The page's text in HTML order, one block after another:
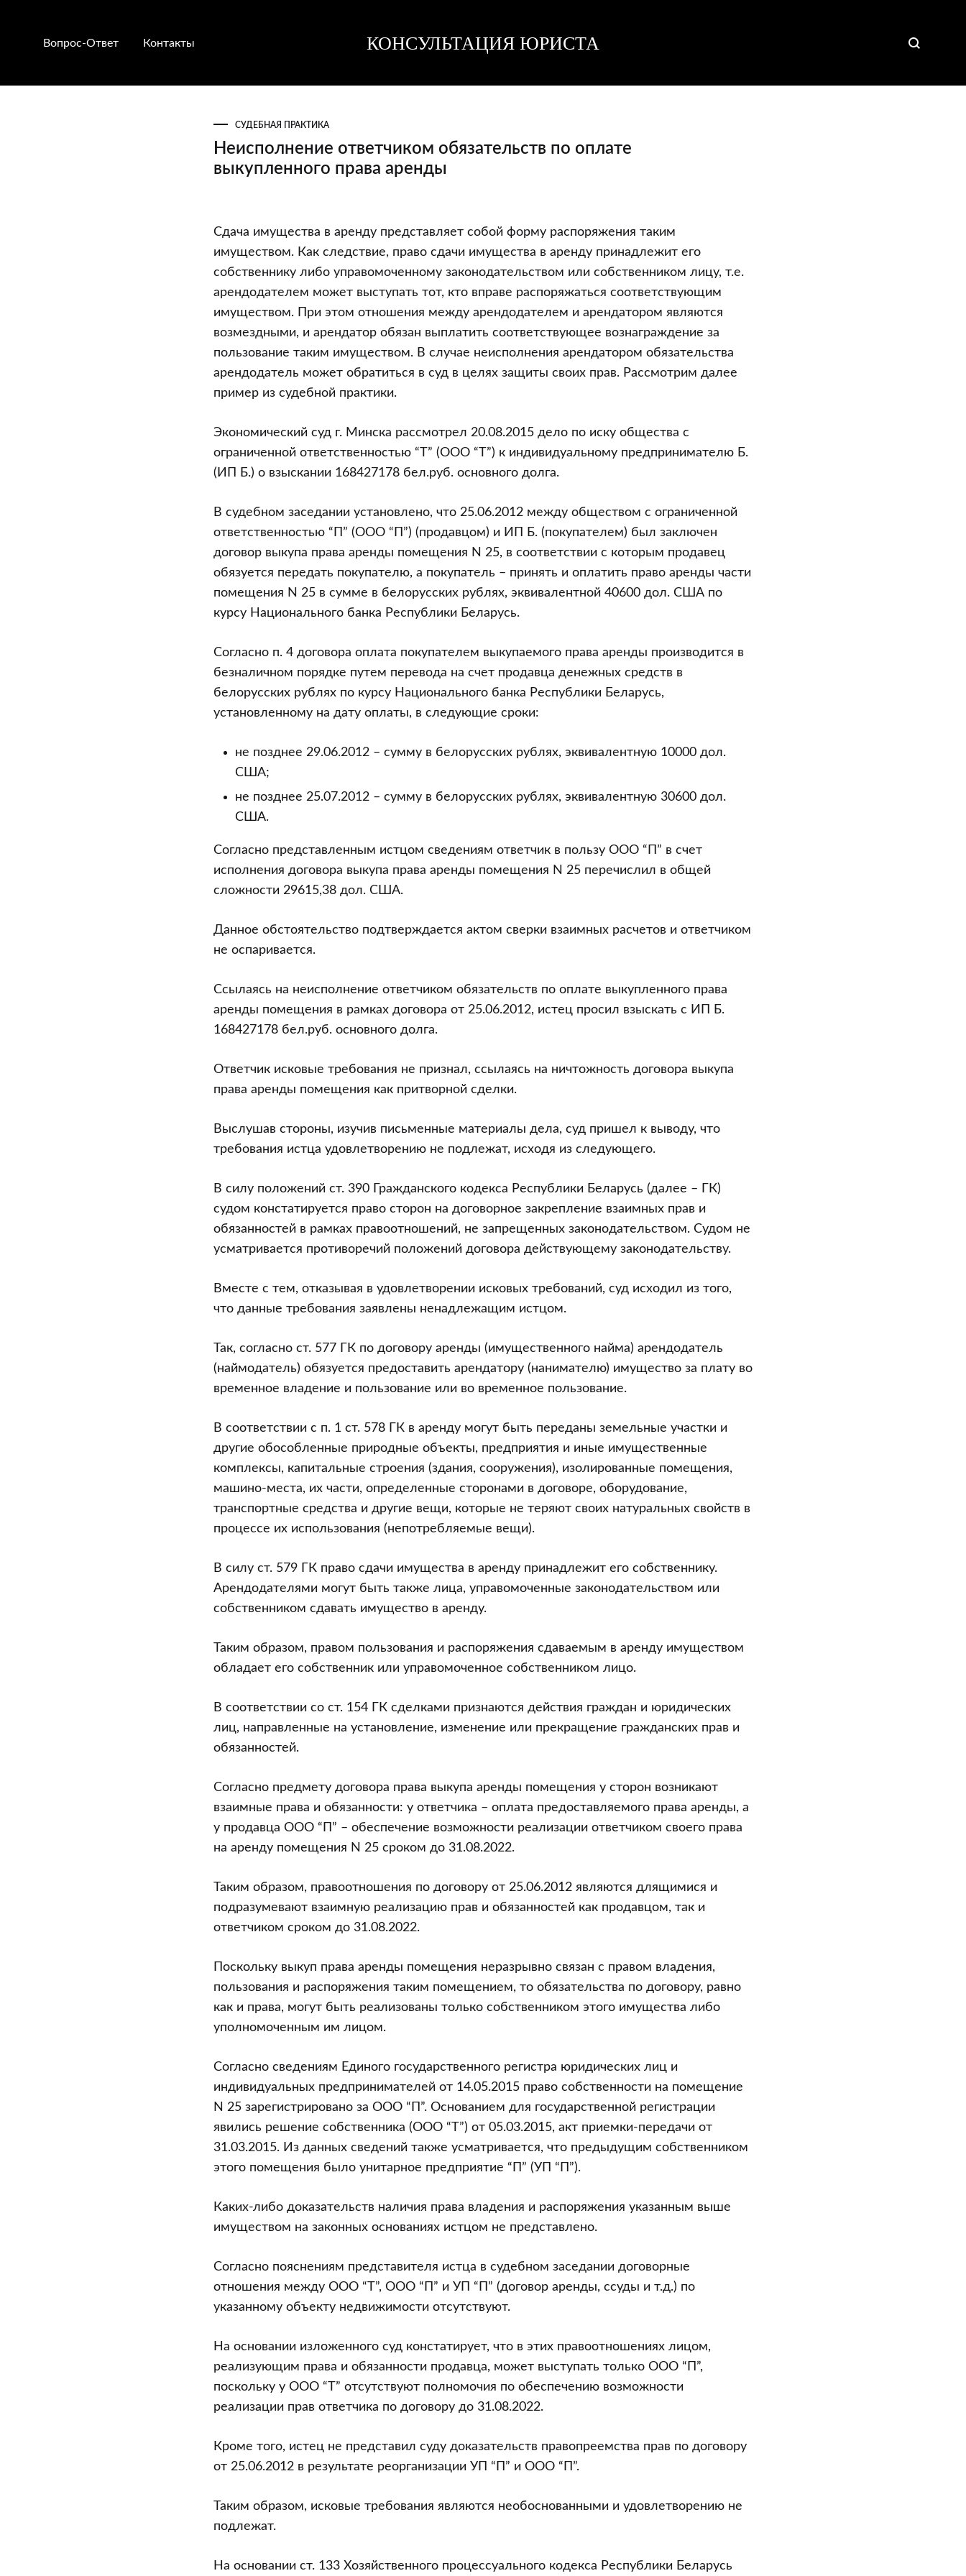
Вопрос-Ответ Контакты КОНСУЛЬТАЦИЯ ЮРИСТА
юриста
юриста
СУДЕБНАЯ ПРАКТИКА
Неисполнение ответчиком обязательств по оплате
выкупленного права аренды
Неисполнение
ответчиком
обязательств
по
оплате
выкупленного
права
аренды
Сдача имущества в аренду представляет собой форму распоряжения таким
имуществом. Как следствие, право сдачи имущества в аренду принадлежит его
собственнику либо управомоченному законодательством или собственником лицу, т.е.
арендодателем может выступать тот, кто вправе распоряжаться соответствующим
имуществом. При этом отношения между арендодателем и арендатором являются
возмездными, и арендатор обязан выплатить соответствующее вознаграждение за
пользование таким имуществом. В случае неисполнения арендатором обязательства
арендодатель может обратиться в суд в целях защиты своих прав. Рассмотрим далее
пример из судебной практики.
Экономический суд г. Минска рассмотрел 20.08.2015 дело по иску общества с
ограниченной ответственностью “Т” (ООО “Т”) к индивидуальному предпринимателю Б.
(ИП Б.) о взыскании 168427178 бел.руб. основного долга.
В судебном заседании установлено, что 25.06.2012 между обществом с ограниченной
ответственностью “П” (ООО “П”) (продавцом) и ИП Б. (покупателем) был заключен
договор выкупа права аренды помещения N 25, в соответствии с которым продавец
обязуется передать покупателю, а покупатель – принять и оплатить право аренды части
помещения N 25 в сумме в белорусских рублях, эквивалентной 40600 дол. США по
курсу Национального банка Республики Беларусь.
Согласно п. 4 договора оплата покупателем выкупаемого права аренды производится в
безналичном порядке путем перевода на счет продавца денежных средств в
белорусских рублях по курсу Национального банка Республики Беларусь,
установленному на дату оплаты, в следующие сроки:
не позднее 29.06.2012 – сумму в белорусских рублях, эквивалентную 10000 дол.
США;
не позднее 25.07.2012 – сумму в белорусских рублях, эквивалентную 30600 дол.
США.
Согласно представленным истцом сведениям ответчик в пользу ООО “П” в счет
исполнения договора выкупа права аренды помещения N 25 перечислил в общей
сложности 29615,38 дол. США.
Данное обстоятельство подтверждается актом сверки взаимных расчетов и ответчиком
не оспаривается.
Ссылаясь на неисполнение ответчиком обязательств по оплате выкупленного права
аренды помещения в рамках договора от 25.06.2012, истец просил взыскать с ИП Б.
168427178 бел.руб. основного долга.
Ответчик исковые требования не признал, ссылаясь на ничтожность договора выкупа
права аренды помещения как притворной сделки.
Выслушав стороны, изучив письменные материалы дела, суд пришел к выводу, что
требования истца удовлетворению не подлежат, исходя из следующего.
В силу положений ст. 390 Гражданского кодекса Республики Беларусь (далее – ГК)
судом констатируется право сторон на договорное закрепление взаимных прав и
обязанностей в рамках правоотношений, не запрещенных законодательством. Судом не
усматривается противоречий положений договора действующему законодательству.
Вместе с тем, отказывая в удовлетворении исковых требований, суд исходил из того,
что данные требования заявлены ненадлежащим истцом.
Так, согласно ст. 577 ГК по договору аренды (имущественного найма) арендодатель
(наймодатель) обязуется предоставить арендатору (нанимателю) имущество за плату во
временное владение и пользование или во временное пользование.
В соответствии с п. 1 ст. 578 ГК в аренду могут быть переданы земельные участки и
другие обособленные природные объекты, предприятия и иные имущественные
комплексы, капитальные строения (здания, сооружения), изолированные помещения,
машино-места, их части, определенные сторонами в договоре, оборудование,
транспортные средства и другие вещи, которые не теряют своих натуральных свойств в
процессе их использования (непотребляемые вещи).
В силу ст. 579 ГК право сдачи имущества в аренду принадлежит его собственнику.
Арендодателями могут быть также лица, управомоченные законодательством или
собственником сдавать имущество в аренду.
Таким образом, правом пользования и распоряжения сдаваемым в аренду имуществом
обладает его собственник или управомоченное собственником лицо.
В соответствии со ст. 154 ГК сделками признаются действия граждан и юридических
лиц, направленные на установление, изменение или прекращение гражданских прав и
обязанностей.
Согласно предмету договора права выкупа аренды помещения у сторон возникают
взаимные права и обязанности: у ответчика – оплата предоставляемого права аренды, а
у продавца ООО “П” – обеспечение возможности реализации ответчиком своего права
на аренду помещения N 25 сроком до 31.08.2022.
Таким образом, правоотношения по договору от 25.06.2012 являются длящимися и
подразумевают взаимную реализацию прав и обязанностей как продавцом, так и
ответчиком сроком до 31.08.2022.
Поскольку выкуп права аренды помещения неразрывно связан с правом владения,
пользования и распоряжения таким помещением, то обязательства по договору, равно
как и права, могут быть реализованы только собственником этого имущества либо
уполномоченным им лицом.
Согласно сведениям Единого государственного регистра юридических лиц и
индивидуальных предпринимателей от 14.05.2015 право собственности на помещение
N 25 зарегистрировано за ООО “П”. Основанием для государственной регистрации
явились решение собственника (ООО “Т”) от 05.03.2015, акт приемки-передачи от
31.03.2015. Из данных сведений также усматривается, что предыдущим собственником
этого помещения было унитарное предприятие “П” (УП “П”).
Каких-либо доказательств наличия права владения и распоряжения указанным выше
имуществом на законных основаниях истцом не представлено.
Согласно пояснениям представителя истца в судебном заседании договорные
отношения между ООО “Т”, ООО “П” и УП “П” (договор аренды, ссуды и т.д.) по
указанному объекту недвижимости отсутствуют.
На основании изложенного суд констатирует, что в этих правоотношениях лицом,
реализующим права и обязанности продавца, может выступать только ООО “П”,
поскольку у ООО “Т” отсутствуют полномочия по обеспечению возможности
реализации прав ответчика по договору до 31.08.2022.
Кроме того, истец не представил суду доказательств правопреемства прав по договору
от 25.06.2012 в результате реорганизации УП “П” и ООО “П”.
Таким образом, исковые требования являются необоснованными и удовлетворению не
подлежат.
На основании ст. 133 Хозяйственного процессуального кодекса Республики Беларусь